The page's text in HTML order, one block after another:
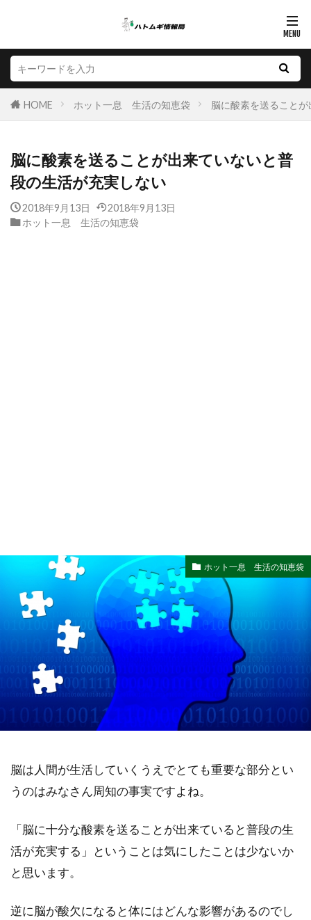
HOME ホット一息 生活の知恵袋 脳に酸素を送ること
脳に酸素を送ることが出来ていないと普
段の生活が充実しない
2018年9月13日
2018年9月13日
ホット一息 生活の知恵袋
ホット一息 生活の知恵袋
脳は人間が生活していくうえでとても重要な部分とい
うのはみなさん周知の事実ですよね。
「脳に十分な酸素を送ることが出来ていると普段の生
活が充実する」ということは気にしたことは少ないか
と思います。
逆に脳が酸欠になると体にはどんな影響があるのでし